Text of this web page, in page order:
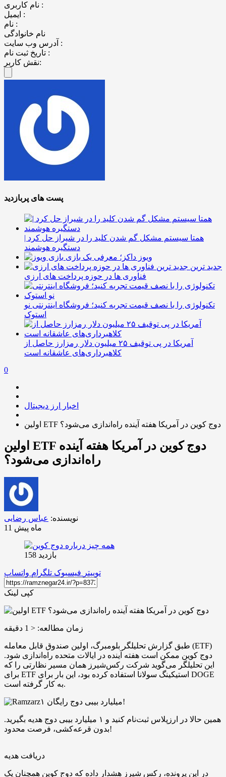
نام کاربری :
ایمیل :
نام :
نام خانوادگی
آدرس وب سایت :
تاریخ ثبت نام :
نقش کاربر:
پست های پربازدید
همتا سیستم مشکل گم شدن کلید را در شیراز حل کرد |
دستگیره هوشمند
ویوز داکز؛ معرفی یک بازی
جدید ترین
فناوری ها در حوزه پرداخت های ارزی
تکنولوژی را با نصف قیمت تجربه کنید؛ فروشگاه اینترنتی نو
استوک
آمریکا در پی توقیف ۲۵ میلیون دلار رمزارز حاصل از
کلاهبرداری‌های عاشقانه است
0
اخبار ارز دیجیتال
اولین ETF دوج ‌کوین در آمریکا هفته آینده راه‌اندازی می‌شود؟
اولین ETF دوج ‌کوین در آمریکا هفته آینده
راه‌اندازی می‌شود؟
نویسنده: عباس رضایی
11 ماه پیش
بازدید 158
توییتر فیسبوک تلگرام واتساپ
کپی لینک
زمان مطالعه: < 1 دقیقه
طبق گزارش تحلیلگر بلومبرگ، اولین صندوق قابل معامله (ETF)
دوج‌ کوین ممکن است هفته آینده در ایالات متحده راه‌اندازی شود.
این تحلیلگر می‌گوید شرکت رکس‌شیرز همان مسیر نظارتی را که
برای ETF استیکینگ سولانا استفاده کرده بود، این بار برای DOGE
به کار گرفته است.
۱ میلیارد بیبی دوج رایگان!
همین حالا در ارزپلاس ثبت‌نام کنید و ۱ میلیارد بیبی دوج هدیه بگیرید.
بدون قرعه‌کشی، فرصت محدود!
دریافت هدیه
در این پرونده، رکس شیرز هشدار داده که دوج ‌کوین همچنان یک